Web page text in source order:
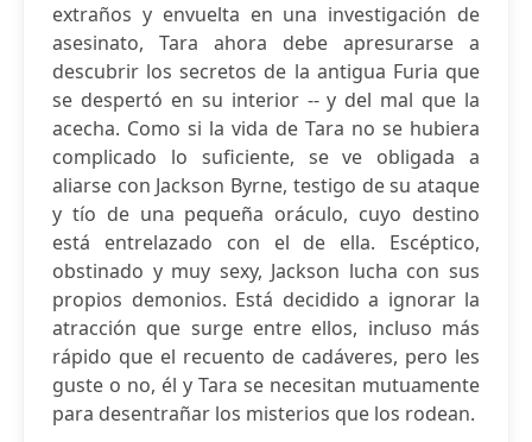
extraños y envuelta en una investigación de
asesinato, Tara ahora debe apresurarse a
descubrir los secretos de la antigua Furia que
se despertó en su interior -- y del mal que la
acecha. Como si la vida de Tara no se hubiera
complicado lo suficiente, se ve obligada a
aliarse con Jackson Byrne, testigo de su ataque
y tío de una pequeña oráculo, cuyo destino
está entrelazado con el de ella. Escéptico,
obstinado y muy sexy, Jackson lucha con sus
propios demonios. Está decidido a ignorar la
atracción que surge entre ellos, incluso más
rápido que el recuento de cadáveres, pero les
guste o no, él y Tara se necesitan mutuamente
para desentrañar los misterios que los rodean.